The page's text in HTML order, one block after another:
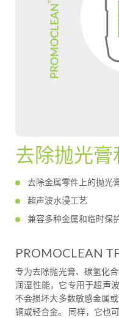
去除抛光膏
去除金属零件上的抛光
超声波水浸工艺
兼容多种金属和临时保
PROMOCLEAN
专为去除抛光膏、碳氢化
润湿性能，它专用于超声
不会损坏大多数敏感金属
铜或轻合金。 同样，它也